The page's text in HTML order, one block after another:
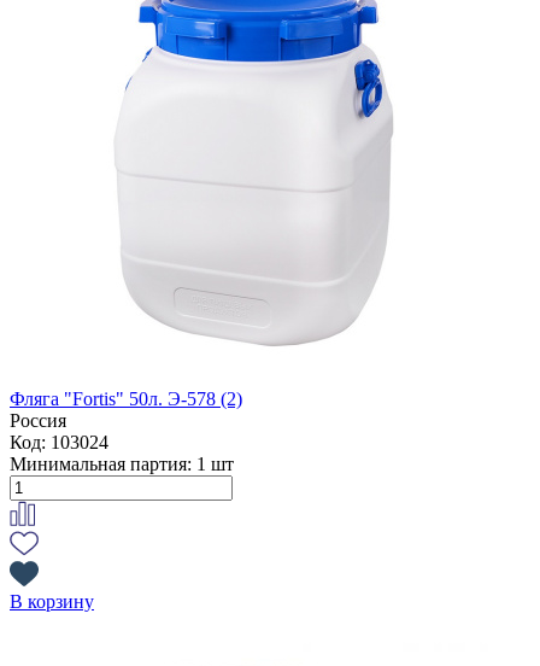
Фляга "Fortis" 50л. Э-578 (2)
Россия
Код: 103024
Минимальная партия: 1 шт
В корзину